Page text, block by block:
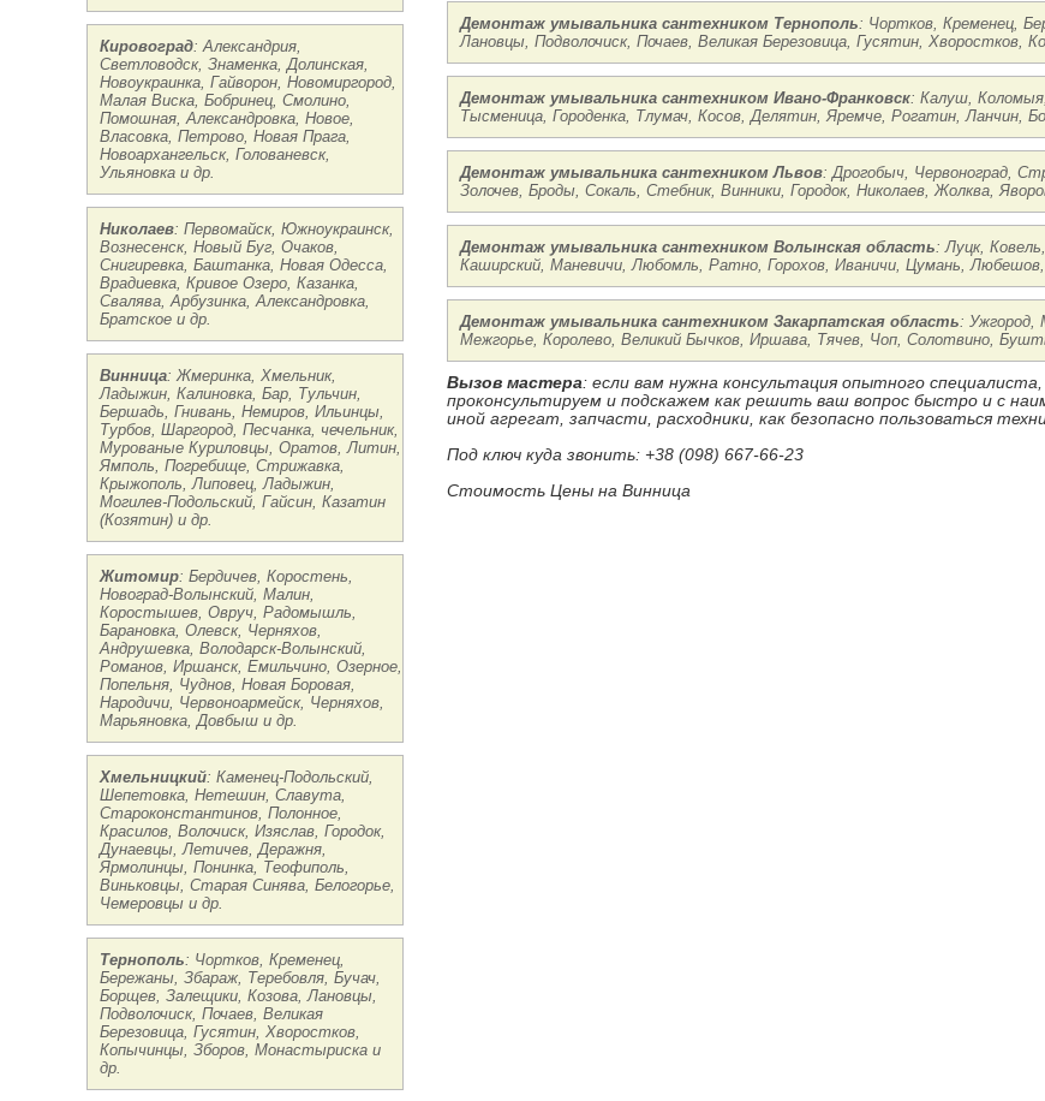
Кировоград: Александрия,
Светловодск, Знаменка, Долинская,
Новоукраинка, Гайворон, Новомиргород,
Малая Виска, Бобринец, Смолино,
Помошная, Александровка, Новое,
Власовка, Петрово, Новая Прага,
Новоархангельск, Голованевск,
Ульяновка и др.
Николаев: Первомайск, Южноукраинск,
Вознесенск, Новый Буг, Очаков,
Снигиревка, Баштанка, Новая Одесса,
Врадиевка, Кривое Озеро, Казанка,
Свалява, Арбузинка, Александровка,
Братское и др.
Винница: Жмеринка, Хмельник,
Ладыжин, Калиновка, Бар, Тульчин,
Бершадь, Гнивань, Немиров, Ильинцы,
Турбов, Шаргород, Песчанка, чечельник,
Мурованые Куриловцы, Оратов, Литин,
Ямполь, Погребище, Стрижавка,
Крыжополь, Липовец, Ладыжин,
Могилев-Подольский, Гайсин, Казатин
(Козятин) и др.
Житомир: Бердичев, Коростень,
Новоград-Волынский, Малин,
Коростышев, Овруч, Радомышль,
Барановка, Олевск, Черняхов,
Андрушевка, Володарск-Волынский,
Романов, Иршанск, Емильчино, Озерное,
Попельня, Чуднов, Новая Боровая,
Народичи, Червоноармейск, Черняхов,
Марьяновка, Довбыш и др.
Хмельницкий: Каменец-Подольский,
Шепетовка, Нетешин, Славута,
Староконстантинов, Полонное,
Красилов, Волочиск, Изяслав, Городок,
Дунаевцы, Летичев, Деражня,
Ярмолинцы, Понинка, Теофиполь,
Виньковцы, Старая Синява, Белогорье,
Чемеровцы и др.
Тернополь: Чортков, Кременец,
Бережаны, Збараж, Теребовля, Бучач,
Борщев, Залещики, Козова, Лановцы,
Подволочиск, Почаев, Великая
Березовица, Гусятин, Хворостков,
Копычинцы, Зборов, Монастыриска и
др.
Демонтаж умывальника сантехником Тернополь: Чортков, Кременец,
Лановцы, Подволочиск, Почаев, Великая Березовица, Гусятин, Хворостков,
Демонтаж умывальника сантехником Ивано-Франковск: Калуш,
Тысменица, Городенка, Тлумач, Косов, Делятин, Яремче, Рогатин, Ланчин,
Демонтаж умывальника сантехником Львов: Дрогобыч, Червоноград,
Золочев, Броды, Сокаль, Стебник, Винники, Городок, Николаев, Жолква,
Демонтаж умывальника сантехником Волынская область: Луцк,
Каширский, Маневичи, Любомль, Ратно, Горохов, Иваничи, Цумань,
Демонтаж умывальника сантехником Закарпатская область: Ужгород,
Межгорье, Королево, Великий Бычков, Иршава, Тячев, Чоп, Солотвино,
Вызов мастера: если вам нужна консультация опытного
проконсультируем и подскажем как решить ваш вопрос быстро и с
иной агрегат, запчасти, расходники, как безопасно пользоваться
Под ключ куда звонить: +38 (098) 667-66-23
Стоимость Цены на Винница